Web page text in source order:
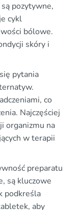
pozytywne,
cykl
bólowe.
skóry i
pytania
co
Najczęściej
organizmu na
w terapii
preparatu
są kluczowe
podkreśla
aby